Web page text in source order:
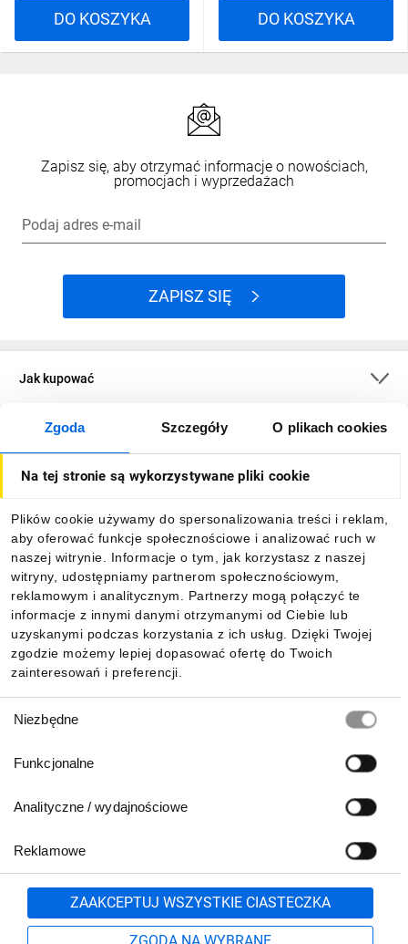
Zgoda Szczegóły O plikach cookies
Na tej stronie są wykorzystywane pliki cookie
Plików cookie używamy do spersonalizowania treści i reklam,
aby oferować funkcje społecznościowe i analizować ruch w
naszej witrynie. Informacje o tym, jak korzystasz z naszej
witryny, udostępniamy partnerom społecznościowym,
reklamowym i analitycznym. Partnerzy mogą połączyć te
informacje z innymi danymi otrzymanymi od Ciebie lub
uzyskanymi podczas korzystania z ich usług. Dzięki Twojej
zgodzie możemy lepiej dopasować ofertę do Twoich
zainteresowań i preferencji.
zgody
Niezbędne
Funkcjonalne
Analityczne / wydajnościowe
Reklamowe
ZAAKCEPTUJ WSZYSTKIE CIASTECZKA
DO KOSZYKA DO KOSZYKA
Zapisz się, aby otrzymać informacje o nowościach,
promocjach i wyprzedażach
Podaj adres e-mail
ZAPISZ SIĘ
Jak kupować
O firmie
Informacje
Pobierz naszą aplikację mobilną:
801 500 700 lub
71 37 61 600
Formularz kontaktowy